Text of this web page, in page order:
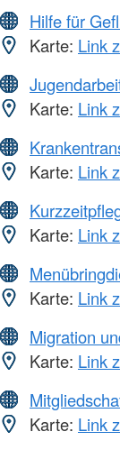
Hilfe für
Karte: Link
Karte: Link
Karte: Link
Karte: Link
Karte: Link
Migration
Karte: Link
Karte: Link